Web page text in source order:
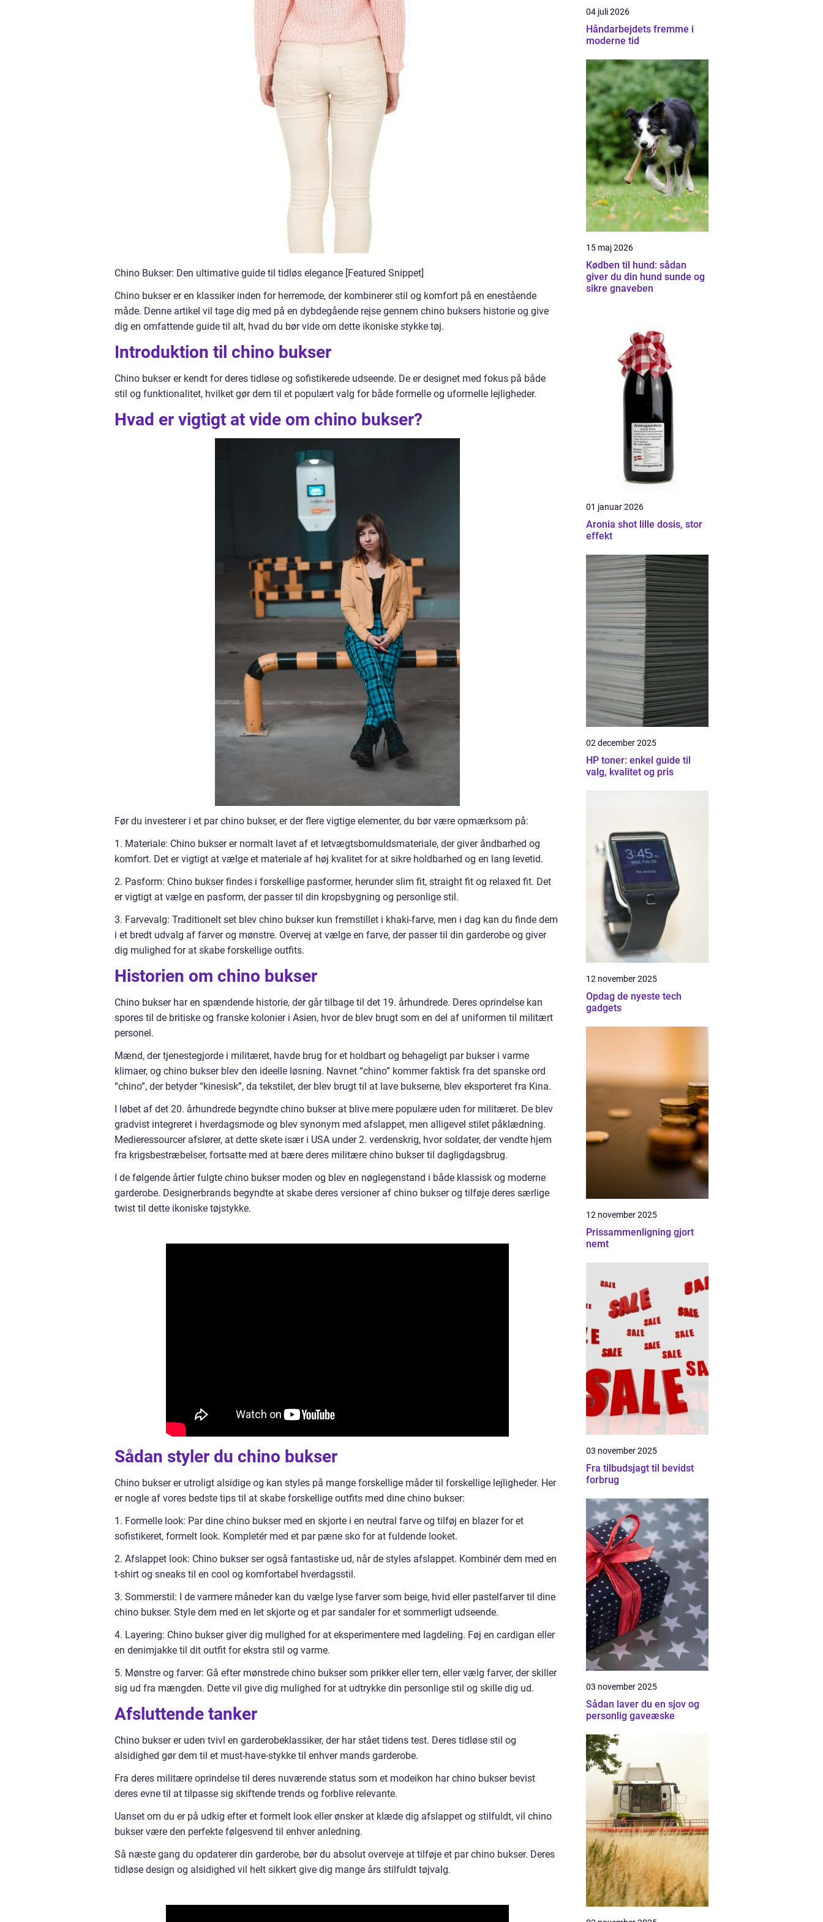
Chino Bukser: Den ultimative guide til tidløs elegance [Featured Snippet]
Chino bukser er en klassiker inden for herremode, der kombinerer stil og komfort på en enestående
måde. Denne artikel vil tage dig med på en dybdegående rejse gennem chino buksers historie og give
dig en omfattende guide til alt, hvad du bør vide om dette ikoniske stykke tøj.
Introduktion til chino bukser
Chino bukser er kendt for deres tidløse og sofistikerede udseende. De er designet med fokus på både
stil og funktionalitet, hvilket gør dem til et populært valg for både formelle og uformelle lejligheder.
Hvad er vigtigt at vide om chino bukser?
Før du investerer i et par chino bukser, er der flere vigtige elementer, du bør være opmærksom på:
1. Materiale: Chino bukser er normalt lavet af et letvægtsbomuldsmateriale, der giver åndbarhed og
komfort. Det er vigtigt at vælge et materiale af høj kvalitet for at sikre holdbarhed og en lang levetid.
2. Pasform: Chino bukser findes i forskellige pasformer, herunder slim fit, straight fit og relaxed fit. Det
er vigtigt at vælge en pasform, der passer til din kropsbygning og personlige stil.
3. Farvevalg: Traditionelt set blev chino bukser kun fremstillet i khaki-farve, men i dag kan du finde dem
i et bredt udvalg af farver og mønstre. Overvej at vælge en farve, der passer til din garderobe og giver
dig mulighed for at skabe forskellige outfits.
Historien om chino bukser
Chino bukser har en spændende historie, der går tilbage til det 19. århundrede. Deres oprindelse kan
spores til de britiske og franske kolonier i Asien, hvor de blev brugt som en del af uniformen til militært
personel.
Mænd, der tjenestegjorde i militæret, havde brug for et holdbart og behageligt par bukser i varme
klimaer, og chino bukser blev den ideelle løsning. Navnet “chino” kommer faktisk fra det spanske ord
“chino”, der betyder “kinesisk”, da tekstilet, der blev brugt til at lave bukserne, blev eksporteret fra Kina.
I løbet af det 20. århundrede begyndte chino bukser at blive mere populære uden for militæret. De blev
gradvist integreret i hverdagsmode og blev synonym med afslappet, men alligevel stilet påklædning.
Medieressourcer afslører, at dette skete især i USA under 2. verdenskrig, hvor soldater, der vendte hjem
fra krigsbestræbelser, fortsatte med at bære deres militære chino bukser til dagligdagsbrug.
I de følgende årtier fulgte chino bukser moden og blev en nøglegenstand i både klassisk og moderne
garderobe. Designerbrands begyndte at skabe deres versioner af chino bukser og tilføje deres særlige
twist til dette ikoniske tøjstykke.
Sådan styler du chino bukser
Chino bukser er utroligt alsidige og kan styles på mange forskellige måder til forskellige lejligheder. Her
er nogle af vores bedste tips til at skabe forskellige outfits med dine chino bukser:
1. Formelle look: Par dine chino bukser med en skjorte i en neutral farve og tilføj en blazer for et
sofistikeret, formelt look. Kompletér med et par pæne sko for at fuldende looket.
2. Afslappet look: Chino bukser ser også fantastiske ud, når de styles afslappet. Kombinér dem med en
t-shirt og sneaks til en cool og komfortabel hverdagsstil.
3. Sommerstil: I de varmere måneder kan du vælge lyse farver som beige, hvid eller pastelfarver til dine
chino bukser. Style dem med en let skjorte og et par sandaler for et sommerligt udseende.
4. Layering: Chino bukser giver dig mulighed for at eksperimentere med lagdeling. Føj en cardigan eller
en denimjakke til dit outfit for ekstra stil og varme.
5. Mønstre og farver: Gå efter mønstrede chino bukser som prikker eller tern, eller vælg farver, der skiller
sig ud fra mængden. Dette vil give dig mulighed for at udtrykke din personlige stil og skille dig ud.
Afsluttende tanker
Chino bukser er uden tvivl en garderobeklassiker, der har stået tidens test. Deres tidløse stil og
alsidighed gør dem til et must-have-stykke til enhver mands garderobe.
Fra deres militære oprindelse til deres nuværende status som et modeikon har chino bukser bevist
deres evne til at tilpasse sig skiftende trends og forblive relevante.
Uanset om du er på udkig efter et formelt look eller ønsker at klæde dig afslappet og stilfuldt, vil chino
bukser være den perfekte følgesvend til enhver anledning.
Så næste gang du opdaterer din garderobe, bør du absolut overveje at tilføje et par chino bukser. Deres
tidløse design og alsidighed vil helt sikkert give dig mange års stilfuldt tøjvalg.
04 juli 2026
Håndarbejdets fremme i
moderne tid
15 maj 2026
Kødben til hund: sådan
giver du din hund sunde og
sikre gnaveben
01 januar 2026
Aronia shot lille dosis, stor
effekt
02 december 2025
HP toner: enkel guide til
valg, kvalitet og pris
12 november 2025
Opdag de nyeste tech
gadgets
12 november 2025
Prissammenligning gjort
nemt
03 november 2025
Fra tilbudsjagt til bevidst
forbrug
03 november 2025
Sådan laver du en sjov og
personlig gaveæske